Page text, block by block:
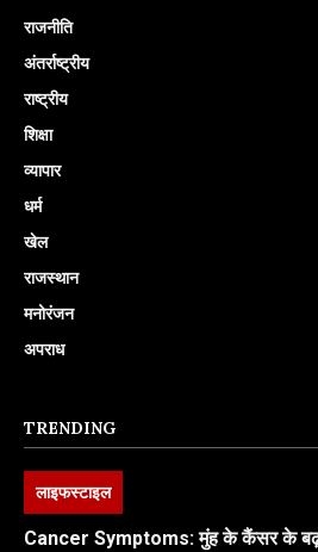
राजनीति
अंतर्राष्ट्रीय
राष्ट्रीय
शिक्षा
व्यापार
धर्म
खेल
राजस्थान
मनोरंजन
अपराध
TRENDING
लाइफस्टाइल
Cancer Symptoms: मुंह के कैंसर के